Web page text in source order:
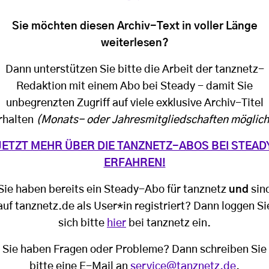
Sie möchten diesen Archiv-Text in voller Länge
weiterlesen?
Dann unterstützen Sie bitte die Arbeit der tanznetz-
Redaktion mit einem Abo bei Steady - damit Sie
unbegrenzten Zugriff auf viele exklusive Archiv-Titel
(Monats- oder Jahresmitgliedschaften
MEHR ÜBER DIE TANZNETZ-ABOS BEI
ERFAHREN!
haben bereits ein Steady-Abo für tanznetz und
tanznetz.de als User*in registriert? Dann loggen
sich bitte hier bei tanznetz ein.
Sie haben Fragen oder Probleme? Dann schreiben Sie
bitte eine E-Mail an service@tanznetz.de.